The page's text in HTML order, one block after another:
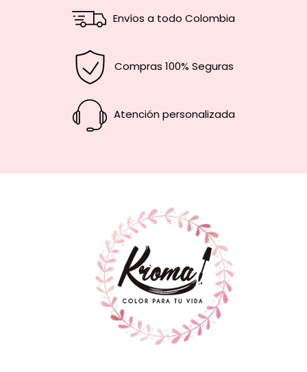
Envíos a todo Colombia
Compras 100% Seguras
Atención personalizada